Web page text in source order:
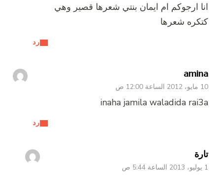
رد
انا ارجوكم ام ايمان بنتي شعرها قصير وهي
كتكره شعرها
amina
10 مايو، 2012 الساعة 12:00 ص
رد
inaha jamila waladida rai3a
تارة
1 يوليو، 2013 الساعة 5:44 ص